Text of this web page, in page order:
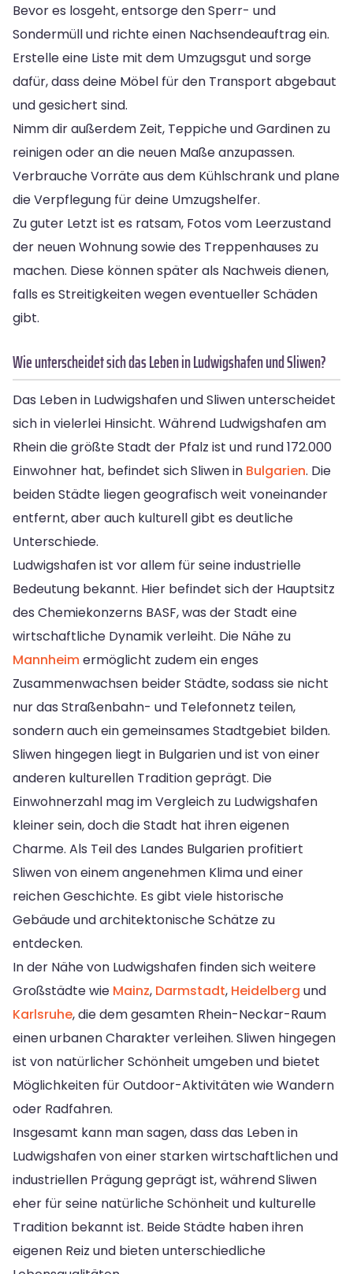
Bevor es losgeht, entsorge den Sperr- und
Sondermüll und richte einen Nachsendeauftrag ein.
Erstelle eine Liste mit dem Umzugsgut und sorge
dafür, dass deine Möbel für den Transport abgebaut
und gesichert sind.
Nimm dir außerdem Zeit, Teppiche und Gardinen zu
reinigen oder an die neuen Maße anzupassen.
Verbrauche Vorräte aus dem Kühlschrank und plane
die Verpflegung für deine Umzugshelfer.
Zu guter Letzt ist es ratsam, Fotos vom Leerzustand
der neuen Wohnung sowie des Treppenhauses zu
machen. Diese können später als Nachweis dienen,
falls es Streitigkeiten wegen eventueller Schäden
gibt.
Wie unterscheidet sich das Leben in Ludwigshafen und Sliwen?
Das Leben in Ludwigshafen und Sliwen unterscheidet
sich in vielerlei Hinsicht. Während Ludwigshafen am
Rhein die größte Stadt der Pfalz ist und rund 172.000
Einwohner hat, befindet sich Sliwen in Bulgarien. Die
beiden Städte liegen geografisch weit voneinander
entfernt, aber auch kulturell gibt es deutliche
Unterschiede.
Ludwigshafen ist vor allem für seine industrielle
Bedeutung bekannt. Hier befindet sich der Hauptsitz
des Chemiekonzerns BASF, was der Stadt eine
wirtschaftliche Dynamik verleiht. Die Nähe zu
Mannheimermöglicht zudem ein enges
Zusammenwachsen beider Städte, sodass sie nicht
nur das Straßenbahn- und Telefonnetz teilen,
sondern auch ein gemeinsames Stadtgebiet bilden.
Sliwen hingegen liegt in Bulgarien und ist von einer
anderen kulturellen Tradition geprägt. Die
Einwohnerzahl mag im Vergleich zu Ludwigshafen
kleiner sein, doch die Stadt hat ihren eigenen
Charme. Als Teil des Landes Bulgarien profitiert
Sliwen von einem angenehmen Klima und einer
reichen Geschichte. Es gibt viele historische
Gebäude und architektonische Schätze zu
entdecken.
In der Nähe von Ludwigshafen finden sich weitere
Großstädte wie Mainz, Darmstadt, Heidelberg und
Karlsruhe, die dem gesamten Rhein-Neckar-Raum
einen urbanen Charakter verleihen. Sliwen hingegen
ist von natürlicher Schönheit umgeben und bietet
Möglichkeiten für Outdoor-Aktivitäten wie Wandern
oder Radfahren.
Insgesamt kann man sagen, dass das Leben in
Ludwigshafen von einer starken wirtschaftlichen und
industriellen Prägung geprägt ist, während Sliwen
eher für seine natürliche Schönheit und kulturelle
Tradition bekannt ist. Beide Städte haben ihren
eigenen Reiz und bieten unterschiedliche